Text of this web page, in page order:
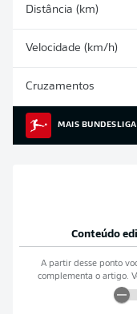
Distância (km)
Velocidade (km/h)
Cruzamentos
MAIS
Conteúdo
A partir desse ponto
complementa o artigo.